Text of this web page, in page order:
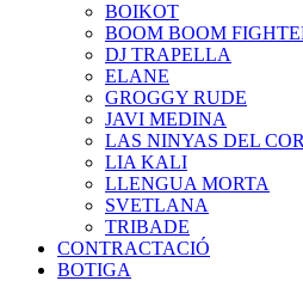
BOIKOT
BOOM BOOM
DJ TRAPELLA
ELANE
GROGGY RUDE
JAVI MEDINA
LAS NINYAS DEL
LIA KALI
LLENGUA MORTA
SVETLANA
TRIBADE
CONTRACTACIÓ
BOTIGA